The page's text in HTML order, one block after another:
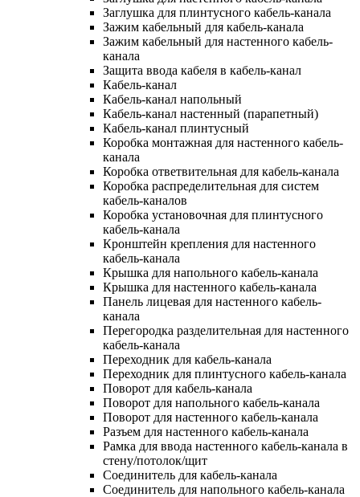
Заглушка для плинтусного кабель-канала
Зажим кабельный для кабель-канала
Зажим кабельный для настенного кабель-
канала
Защита ввода кабеля в кабель-канал
Кабель-канал
Кабель-канал напольный
Кабель-канал настенный (парапетный)
Кабель-канал плинтусный
Коробка монтажная для настенного кабель-
канала
Коробка ответвительная для кабель-канала
Коробка распределительная для систем
кабель-каналов
Коробка установочная для плинтусного
кабель-канала
Кронштейн крепления для настенного
кабель-канала
Крышка для напольного кабель-канала
Крышка для настенного кабель-канала
Панель лицевая для настенного кабель-
канала
Перегородка разделительная для настенного
кабель-канала
Переходник для кабель-канала
Переходник для плинтусного кабель-канала
Поворот для кабель-канала
Поворот для напольного кабель-канала
Поворот для настенного кабель-канала
Разъем для настенного кабель-канала
Рамка для ввода настенного кабель-канала в
стену/потолок/щит
Соединитель для кабель-канала
Соединитель для напольного кабель-канала